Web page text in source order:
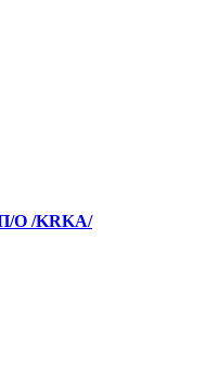
О /KRKA/